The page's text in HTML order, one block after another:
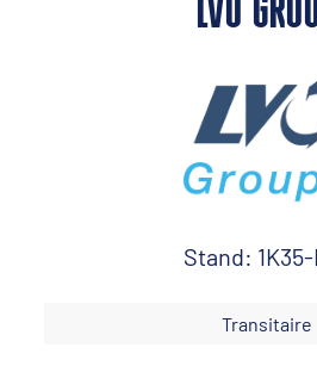
LVO
Stand:
Transitaire